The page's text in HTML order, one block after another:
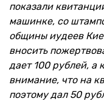
показали
машинке, со
общины иудеев
вносить
дает 100 рублей, а
внимание, что на
поэтому дал 50